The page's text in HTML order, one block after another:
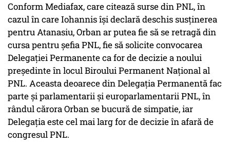
ConformMediafax, care citează surse din PNL, în
cazul în care Iohannis îşi declară deschis susţinerea
pentru Atanasiu, Orban ar putea fie să se retragă din
cursa pentru şefia PNL, fie să solicite convocarea
Delegaţiei Permanente ca for de decizie a noului
preşedinte în locul Biroului Permanent Naţional al
PNL. Aceasta deoarece din Delegaţia Permanentă fac
parte şi parlamentarii şi europarlamentarii PNL, în
rândul cărora Orban se bucură de simpatie, iar
Delegaţia este cel mai larg for de decizie în afară de
congresul PNL.